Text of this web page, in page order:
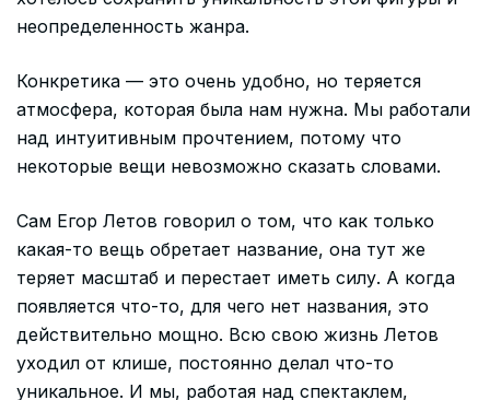
неопределенность жанра.
Конкретика — это очень удобно, но теряется
атмосфера, которая была нам нужна. Мы работали
над интуитивным прочтением, потому что
некоторые вещи невозможно сказать словами.
Сам Егор Летов говорил о том, что как только
какая-то вещь обретает название, она тут же
теряет масштаб и перестает иметь силу. А когда
появляется что-то, для чего нет названия, это
действительно мощно. Всю свою жизнь Летов
уходил от клише, постоянно делал что-то
уникальное. И мы, работая над спектаклем,